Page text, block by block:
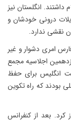
داشتند. انگلستان نیز
درونی خودشان و
نقشی ندارد.
امری دشوار و غیر
اجلاسیه مجمع
انگلیس برای حفظ
بودند که راه تکوین
عملا فعالیت خود را از 30 مارس 1968 آغاز کرد. بعد از کنفرانس